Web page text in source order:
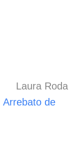
Laura Roda
Arrebato de